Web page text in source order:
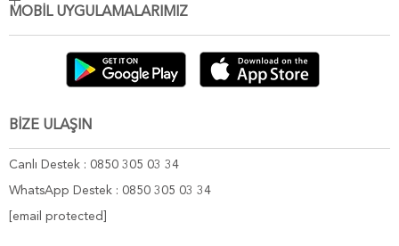
MOBİL UYGULAMALARIMIZ
BİZE ULAŞIN
Canlı Destek : 0850 305 03 34
WhatsApp Destek : 0850 305 03 34
[email protected]